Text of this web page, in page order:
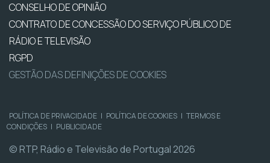
CONSELHO DE OPINIÃO
CONTRATO DE CONCESSÃO DO SERVIÇO PÚBLICO DE
RÁDIO E TELEVISÃO
RGPD
GESTÃO DAS DEFINIÇÕES DE COOKIES
POLÍTICA DE PRIVACIDADE | POLÍTICA DE COOKIES | TERMOS E
CONDIÇÕES | PUBLICIDADE
© RTP, Rádio e Televisão de Portugal 2026